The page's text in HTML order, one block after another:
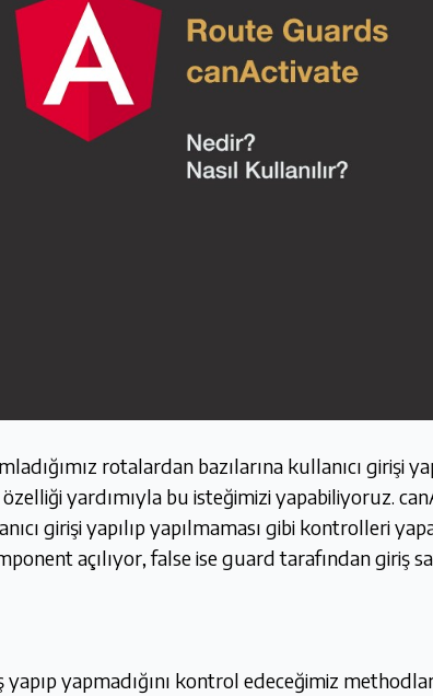
rotalardan bazılarına kullanıcı girişi
yardımıyla bu isteğimizi yapabiliyoruz.
girişi yapılıp yapılmaması gibi kontrolleri
açılıyor, false ise guard tarafından giriş
yapıp yapmadığını kontrol edeceğimiz